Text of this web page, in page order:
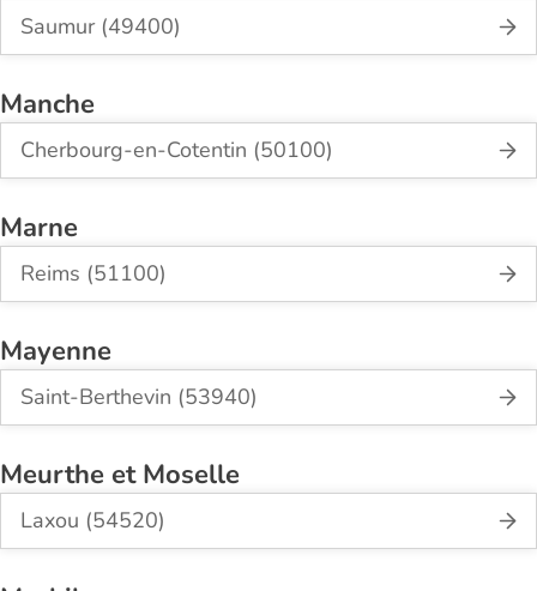
Saumur (49400)
Manche
Cherbourg-en-Cotentin (50100)
Marne
Reims (51100)
Mayenne
Saint-Berthevin (53940)
Meurthe et Moselle
Laxou (54520)